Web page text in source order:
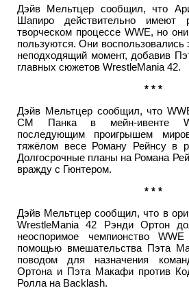
Дэйв Мельтцер сообщил, что
Шапиро действительно
творческом процессе WWE, но
пользуются. Они
неподходящий момент, добавив
главных сюжетов WrestleMania 42.
* * *
Дэйв Мельтцер сообщил, что
СМ Панка в мейн-ивенте
последующим проигрышем
тяжёлом весе Роману Рейнсу в
Долгосрочные планы на Романа
вражду с Гюнтером.
* * *
Дэйв Мельтцер сообщил, что в
WrestleMania 42 Рэнди Ортон
неоспоримое чемпионство
помощью вмешательства Пэта
поводом для назначения
Ортона и Пэта Макафи против
Ролла на Backlash.